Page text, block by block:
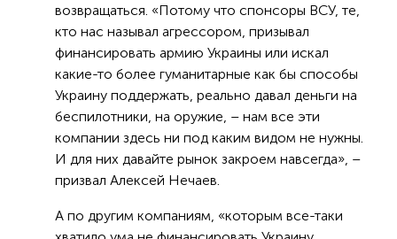
возвращаться. «Потому что спонсоры ВСУ, те,
кто нас называл агрессором, призывал
финансировать армию Украины или искал
какие-то более гуманитарные как бы способы
Украину поддержать, реально давал деньги на
беспилотники, на оружие, – нам все эти
компании здесь ни под каким видом не нужны.
И для них давайте рынок закроем навсегда», –
призвал Алексей Нечаев.
А по другим компаниям, «которым все-таки